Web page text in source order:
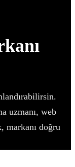
uzmanı, web
markanı doğru